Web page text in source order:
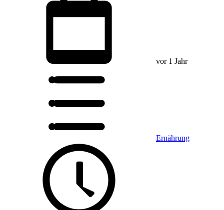
vor 1 Jahr
Ernährung